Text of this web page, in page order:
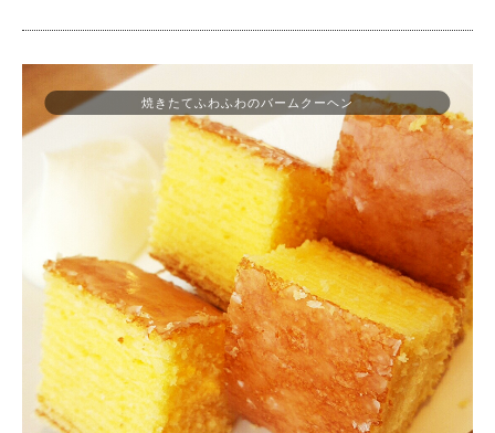
焼きたてふわふわのバームクーヘン